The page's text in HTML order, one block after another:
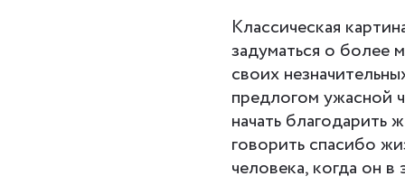
Классическая
задуматься о более
своих
предлогом ужасной
начать благодарить
говорить спасибо
человека, когда он